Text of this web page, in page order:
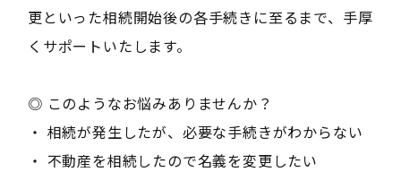
更といった相続開始後の各手続きに至るまで、手厚
くサポートいたします。
◎ このようなお悩みありませんか？
・ 相続が発生したが、必要な手続きがわからない
・ 不動産を相続したので名義を変更したい